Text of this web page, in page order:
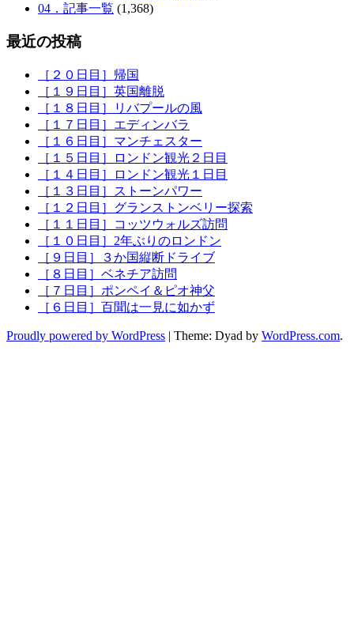
04．記事一覧 (1,368)
最近の投稿
［２０日目］帰国
［１９日目］英国離脱
［１８日目］リバプールの風
［１７日目］エディンバラ
［１６日目］マンチェスター
［１５日目］ロンドン観光２日目
［１４日目］ロンドン観光１日目
［１３日目］ストーンパワー
［１２日目］グランストンベリー探索
［１１日目］コッツウォルズ訪問
［１０日目］2年ぶりのロンドン
［９日目］３か国縦断ドライブ
［８日目］ベネチア訪問
［７日目］ポンペイ＆ピオ神父
［６日目］百聞は一見に如かず
Proudly powered by WordPress | Theme: Dyad by WordPress.com.